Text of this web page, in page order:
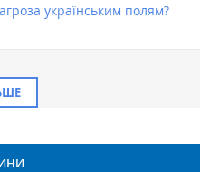
українським полям?